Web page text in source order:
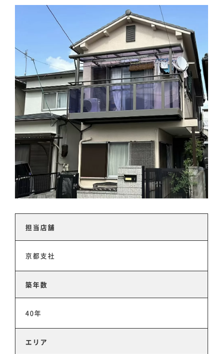
担当店舗
京都支社
築年数
40年
エリア
ホーム